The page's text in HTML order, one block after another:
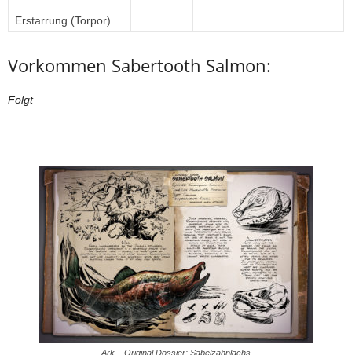
Erstarrung (Torpor)
Vorkommen Sabertooth Salmon:
Folgt
Ark – Original Dossier: Säbelzahnlachs